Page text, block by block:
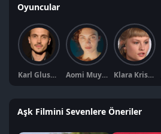
Oyuncular
Karl Glusman Aomi Muyock Klara Kristin
Aşk Filmini Sevenlere Öneriler